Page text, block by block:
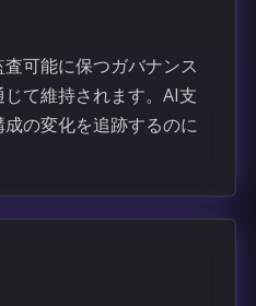
可能に保つガバナンス
て維持されます。AI支
の変化を追跡するのに